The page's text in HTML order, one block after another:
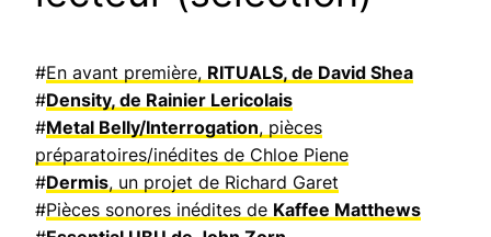
#En avant première, RITUALS, de David Shea
#Density, de Rainier Lericolais
#Metal Belly/Interrogation, pièces
préparatoires/inédites de Chloe Piene
#Dermis, un projet de Richard Garet
#Pièces sonores inédites de Kaffee Matthews